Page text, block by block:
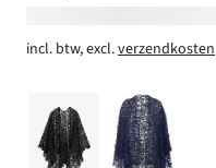
incl. btw, excl.verzendkosten